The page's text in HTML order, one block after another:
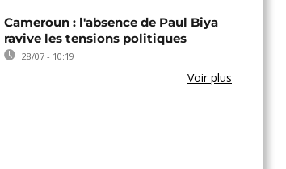
Cameroun : l'absence de Paul Biya
ravive les tensions politiques
28/07 - 10:19
Voir plus